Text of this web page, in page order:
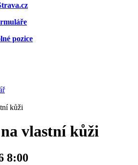
pozice
kůži
vlastní kůži
8:00